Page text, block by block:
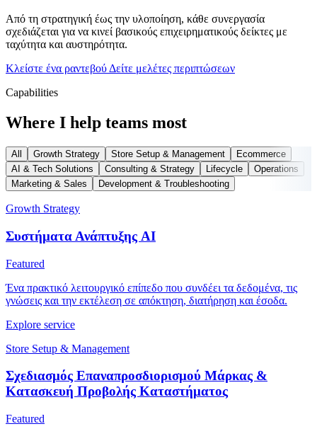
Από τη στρατηγική έως την υλοποίηση, κάθε συνεργασία
σχεδιάζεται για να κινεί βασικούς επιχειρηματικούς δείκτες με
ταχύτητα και αυστηρότητα.
Κλείστε ένα ραντεβούΔείτε μελέτες περιπτώσεων
Capabilities
Where I help teams most
All Growth Strategy Store Setup & Management
Ecommerce
AI & Tech Solutions
Consulting & Strategy Lifecycle
Operations
Marketing & Sales
Development & Troubleshooting
Growth Strategy
Συστήματα Ανάπτυξης AI
Featured
Ένα πρακτικό λειτουργικό επίπεδο που συνδέει τα δεδομένα, τις
γνώσεις και την εκτέλεση σε απόκτηση, διατήρηση και έσοδα.
Explore service
Store Setup & Management
Σχεδιασμός Επαναπροσδιορισμού Μάρκας &
Κατασκευή Προβολής Καταστήματος
Featured